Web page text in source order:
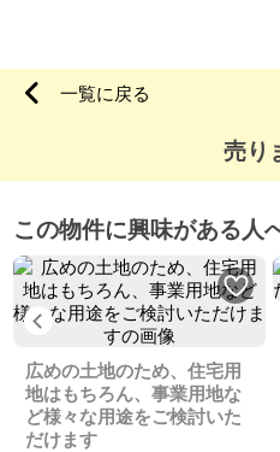
一覧に戻る
売り
この物件に興味がある人
Previous
広めの土地のため、住宅用
地はもちろん、事業用地な
ど様々な用途をご検討いた
だけます